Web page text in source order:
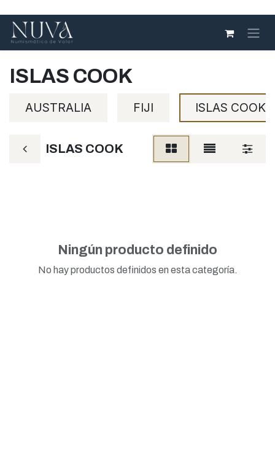
Ir al contenido
ISLAS COOK
AUSTRALIA FIJI ISLAS COOK
ISLAS COOK
Ningún producto definido
No hay productos definidos en esta categoría.